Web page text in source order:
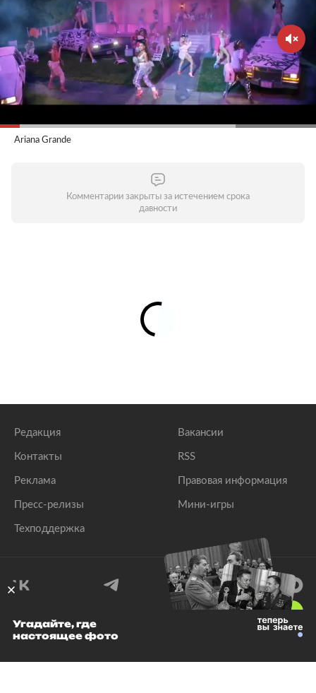
Ariana Grande
Комментарии закрыты за истечением срока
давности
Редакция
Контакты
Реклама
Пресс-релизы
Техподдержка
Вакансии
RSS
Правовая информация
Мини-игры
© 1999–2026 Все права защищены.
Угадайте, где
настоящее фото